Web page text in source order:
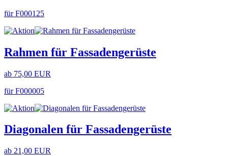
für F000125
Rahmen für Fassadengerüste
ab 75,00 EUR
für F000005
Diagonalen für Fassadengerüste
ab 21,00 EUR